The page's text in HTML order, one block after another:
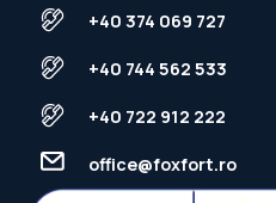
+40 374 069 727
+40 744 562 533
+40 722 912 222
office@foxfort.ro